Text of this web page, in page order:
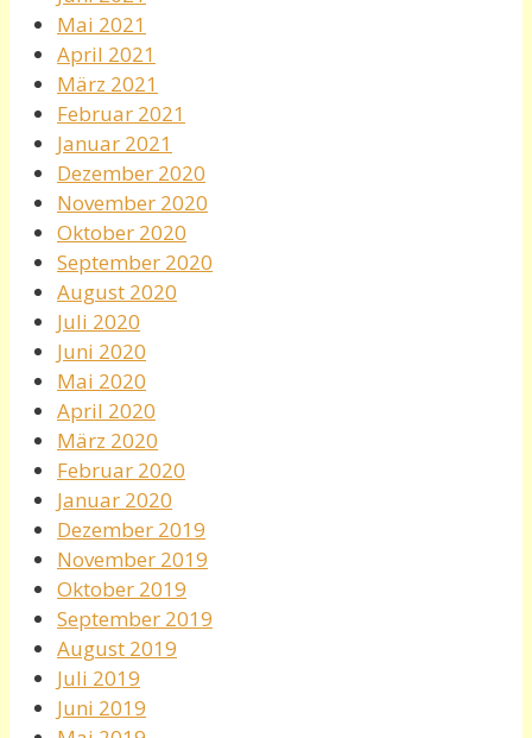
Mai 2021
April 2021
März 2021
Februar 2021
Januar 2021
Dezember 2020
November 2020
Oktober 2020
September 2020
August 2020
Juli 2020
Juni 2020
Mai 2020
April 2020
März 2020
Februar 2020
Januar 2020
Dezember 2019
November 2019
Oktober 2019
September 2019
August 2019
Juli 2019
Juni 2019